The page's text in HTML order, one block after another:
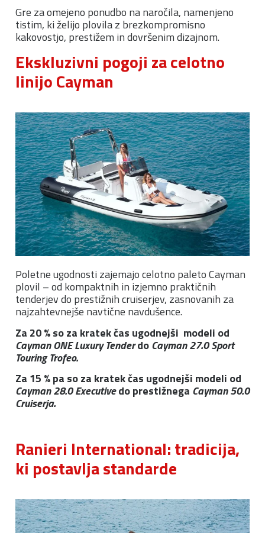
Gre za omejeno ponudbo na naročila, namenjeno
tistim, ki želijo plovila z brezkompromisno
kakovostjo, prestižem in dovršenim dizajnom.
Ekskluzivni pogoji za celotno
linijo Cayman
Poletne ugodnosti zajemajo celotno paleto Cayman
plovil – od kompaktnih in izjemno praktičnih
tenderjev do prestižnih cruiserjev, zasnovanih za
najzahtevnejše navtične navdušence.
Za 20 % so za kratek čas ugodnejši modeli od
Cayman ONE Luxury TenderdoCayman 27.0 Sport
Touring Trofeo.
Za 15 % pa so za kratek čas ugodnejši modeli od
Cayman 28.0 Executivedo prestižnega Cayman 50.0
Cruiserja.
Ranieri International: tradicija,
ki postavlja standarde